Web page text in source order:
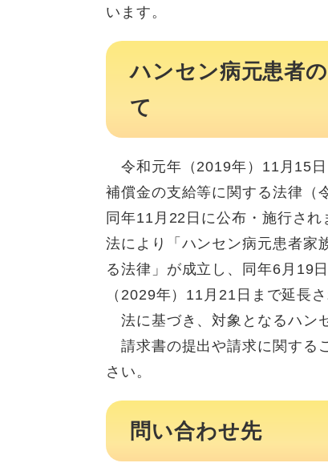
います。
ハンセン病元患者
て
令和元年（2019年）11月15日
補償金の支給等に関する法律（
同年11月22日に公布・施行さ
法により「ハンセン病元患者家
る法律」が成立し、同年6月19
（2029年）11月21日まで延長さ
法に基づき、対象となるハン
請求書の提出や請求に関する
さい。
問い合わせ先